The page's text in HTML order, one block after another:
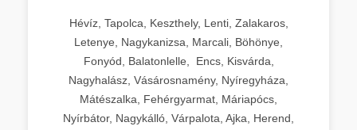
Hévíz, Tapolca, Keszthely, Lenti, Zalakaros,
Letenye, Nagykanizsa, Marcali, Böhönye,
Fonyód, Balatonlelle, Encs, Kisvárda,
Nagyhalász, Vásárosnamény, Nyíregyháza,
Mátészalka, Fehérgyarmat, Máriapócs,
Nyírbátor, Nagykálló, Várpalota, Ajka, Herend,